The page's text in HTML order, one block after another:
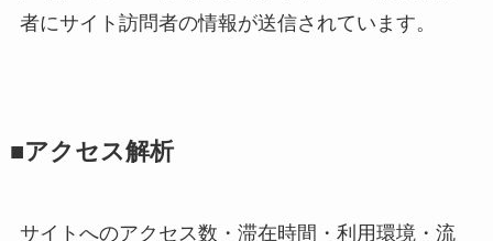
者にサイト訪問者の情報が送信されています。
■アクセス解析
サイトへのアクセス数・滞在時間・利用環境・流